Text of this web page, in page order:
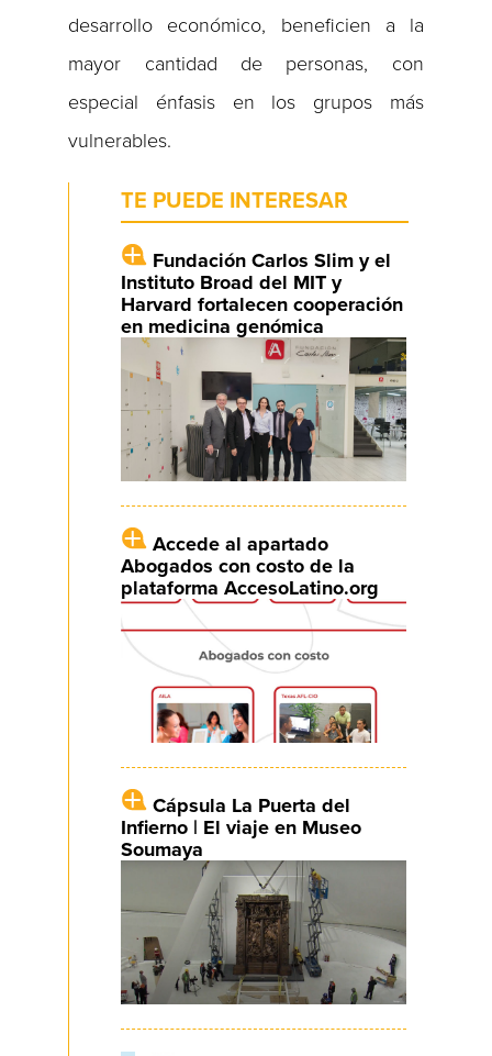
desarrollo económico, beneficien a la
mayor cantidad de personas, con
especial énfasis en los grupos más
vulnerables.
TE PUEDE INTERESAR
Fundación Carlos Slim y el
Instituto Broad del MIT y
Harvard fortalecen cooperación
en medicina genómica
Accede al apartado
Abogados con costo de la
plataforma AccesoLatino.org
Cápsula La Puerta del
Infierno | El viaje en Museo
Soumaya